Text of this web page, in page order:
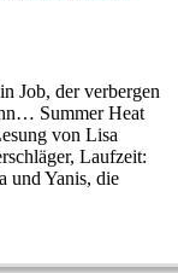
Job, der verbergen
Summer Heat
von Lisa
Laufzeit:
und Yanis, die